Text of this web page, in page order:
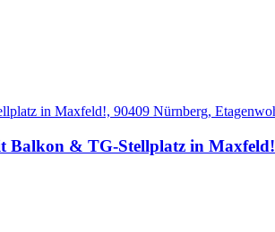
Balkon & TG-Stellplatz in Maxfeld!